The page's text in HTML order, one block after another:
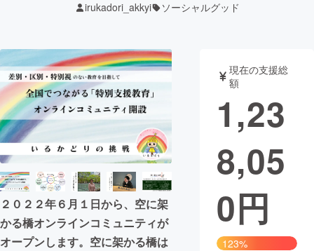
テクノロジー・ガジェット
映像・映画 書籍・雑誌
ビジネス・起業 チャレンジ
まちづくり・地域活性化
CAMPFIRE for Social Good
CAMPFIRE Creation
irukadori_akkyi ソーシャルグッド
２０２２年６月１日から、空に架
かる橋オンラインコミュニティが
オープンします。空に架かる橋は
現在の支援総
額
1,23
8,05
0円
123%